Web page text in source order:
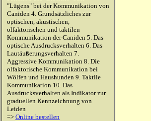
"Lügens" bei der Kommunikation von
Caniden 4. Grundsätzliches zur
optischen, akustischen,
olfaktorischen und taktilen
Kommunikation der Caniden 5. Das
optische Ausdrucksverhalten 6. Das
Lautäußerungsverhalten 7.
Aggressive Kommunikation 8. Die
olfaktorische Kommunikation bei
Wölfen und Haushunden 9. Taktile
Kommunikation 10. Das
Ausdrucksverhalten als Indikator zur
graduellen Kennzeichnung von
Leiden
=> Online bestellen